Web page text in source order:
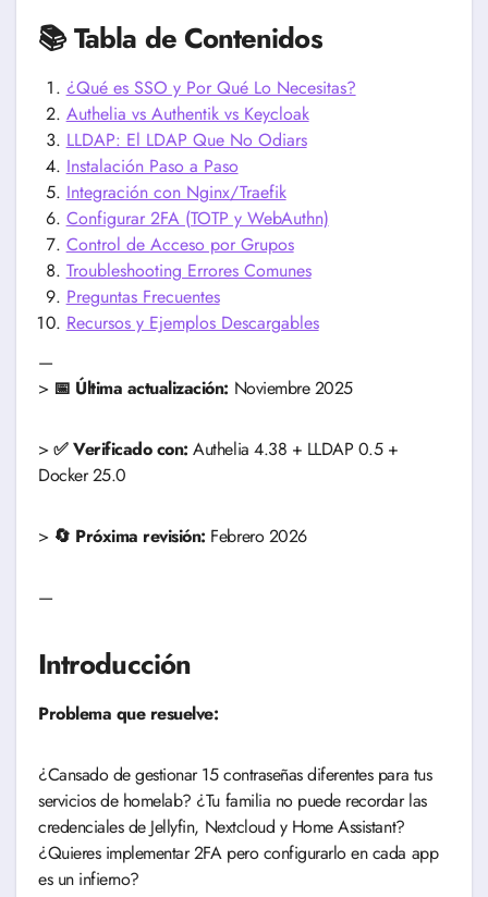
📚 Tabla de Contenidos
¿Qué es SSO y Por Qué Lo Necesitas?
Authelia vs Authentik vs Keycloak
LLDAP: El LDAP Que No Odiars
Instalación Paso a Paso
Integración con Nginx/Traefik
Configurar 2FA (TOTP y WebAuthn)
Control de Acceso por Grupos
Troubleshooting Errores Comunes
Preguntas Frecuentes
Recursos y Ejemplos Descargables
—
> 📅 Última actualización: Noviembre 2025
>✅ Verificado con: Authelia 4.38 + LLDAP 0.5 +
Docker 25.0
> 🔄 Próxima revisión: Febrero 2026
—
Introducción
Problema que resuelve:
¿Cansado de gestionar 15 contraseñas diferentes para tus
servicios de homelab? ¿Tu familia no puede recordar las
credenciales de Jellyfin, Nextcloud y Home Assistant?
¿Quieres implementar 2FA pero configurarlo en cada app
es un infierno?